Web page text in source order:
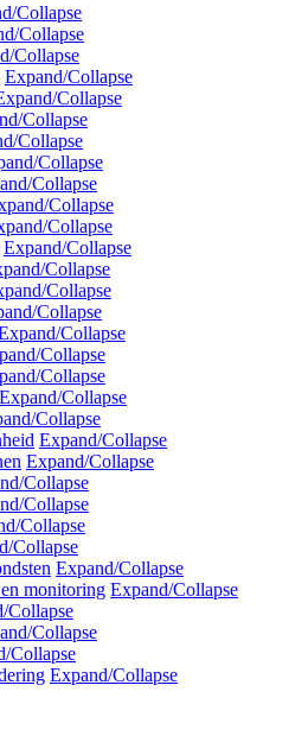
Collapse
Collapse
Collapse
Expand/Collapse
Collapse
Collapse
Collapse
Collapse
Collapse
Collapse
Collapse
Expand/Collapse
Collapse
Collapse
Collapse
Collapse
Collapse
Collapse
Expand/Collapse
Collapse
Expand/Collapse
Expand/Collapse
Collapse
Collapse
Collapse
Collapse
Expand/Collapse
monitoring Expand/Collapse
Collapse
Collapse
Collapse
Expand/Collapse